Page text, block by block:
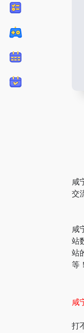
咸
交
咸
站
站
等！
咸
打